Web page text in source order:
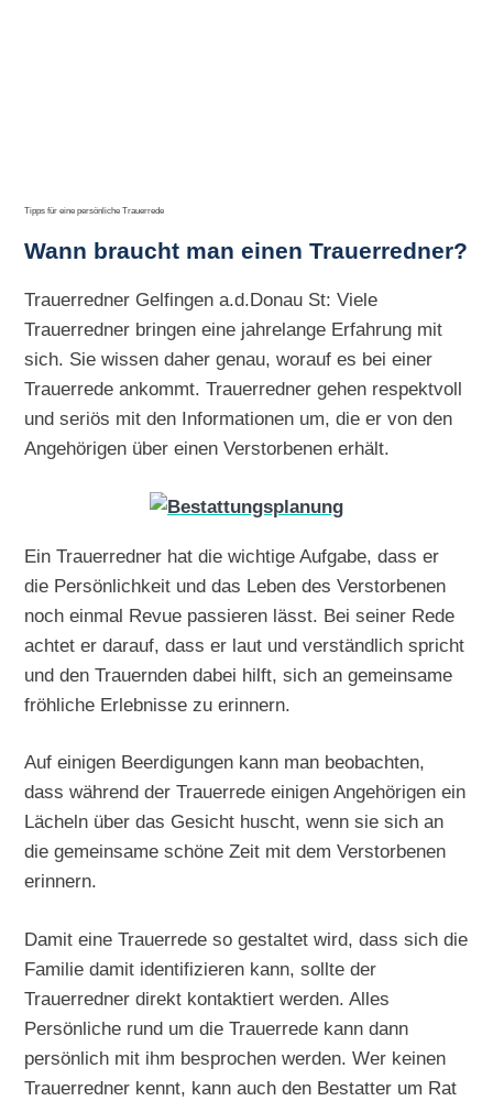
Tipps für eine persönliche Trauerrede
Wann braucht man einen Trauerredner?
Trauerredner Gelfingen a.d.Donau St: Viele
Trauerredner bringen eine jahrelange Erfahrung mit
sich. Sie wissen daher genau, worauf es bei einer
Trauerrede ankommt. Trauerredner gehen respektvoll
und seriös mit den Informationen um, die er von den
Angehörigen über einen Verstorbenen erhält.
Ein Trauerredner hat die wichtige Aufgabe, dass er
die Persönlichkeit und das Leben des Verstorbenen
noch einmal Revue passieren lässt. Bei seiner Rede
achtet er darauf, dass er laut und verständlich spricht
und den Trauernden dabei hilft, sich an gemeinsame
fröhliche Erlebnisse zu erinnern.
Auf einigen Beerdigungen kann man beobachten,
dass während der Trauerrede einigen Angehörigen ein
Lächeln über das Gesicht huscht, wenn sie sich an
die gemeinsame schöne Zeit mit dem Verstorbenen
erinnern.
Damit eine Trauerrede so gestaltet wird, dass sich die
Familie damit identifizieren kann, sollte der
Trauerredner direkt kontaktiert werden. Alles
Persönliche rund um die Trauerrede kann dann
persönlich mit ihm besprochen werden. Wer keinen
Trauerredner kennt, kann auch den Bestatter um Rat